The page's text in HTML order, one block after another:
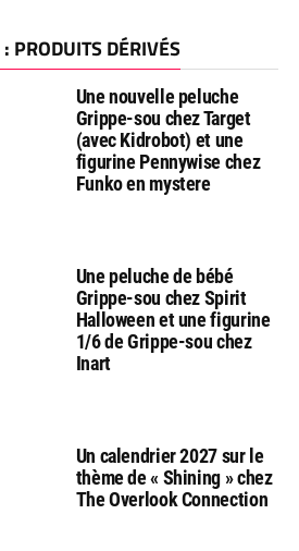
PRODUITS DÉRIVÉS
Une nouvelle peluche
Grippe-sou chez Target
(avec Kidrobot) et une
figurine Pennywise chez
Funko en mystere
Une peluche de bébé
Grippe-sou chez Spirit
Halloween et une figurine
1/6 de Grippe-sou chez
Inart
Un calendrier 2027 sur le
thème de « Shining » chez
The Overlook Connection